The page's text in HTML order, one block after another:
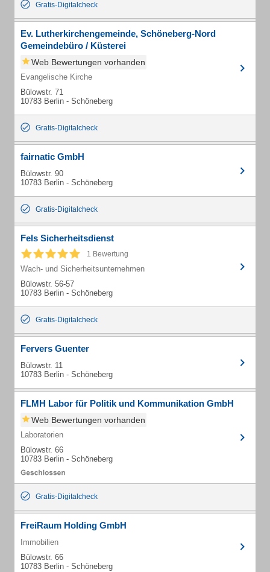
Gratis-Digitalcheck
Ev. Lutherkirchengemeinde, Schöneberg-Nord
Gemeindebüro / Küsterei
Web Bewertungen vorhanden
Evangelische Kirche
Bülowstr. 71
10783 Berlin - Schöneberg
Gratis-Digitalcheck
fairnatic GmbH
Bülowstr. 90
10783 Berlin - Schöneberg
Gratis-Digitalcheck
Fels Sicherheitsdienst
1 Bewertung
Wach- und Sicherheitsunternehmen
Bülowstr. 56-57
10783 Berlin - Schöneberg
Gratis-Digitalcheck
Fervers Guenter
Bülowstr. 11
10783 Berlin - Schöneberg
FLMH Labor für Politik und Kommunikation GmbH
Web Bewertungen vorhanden
Laboratorien
Bülowstr. 66
10783 Berlin - Schöneberg
Gratis-Digitalcheck
FreiRaum Holding GmbH
Immobilien
Bülowstr. 66
10783 Berlin - Schöneberg